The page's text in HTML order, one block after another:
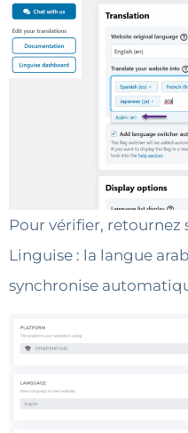
Pour vérifier, retournez
Linguise : la langue
synchronise